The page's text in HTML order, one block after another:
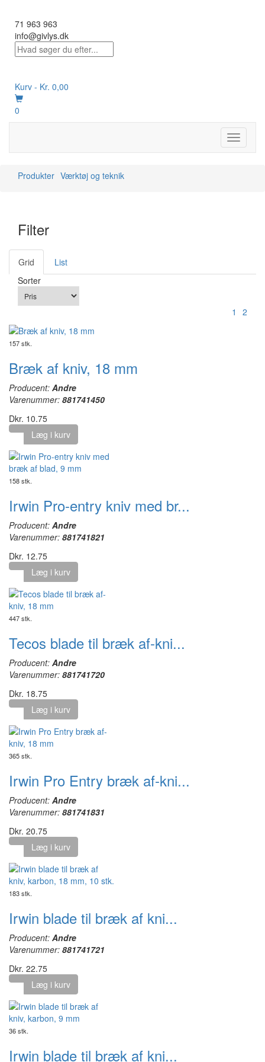
71 963 963
info@givlys.dk
Kurv - Kr. 0,00
0
Toggle
Produkter Værktøj og teknik
Filter
Grid
List
Sorter
1 2
157 stk.
Bræk af kniv, 18 mm
Producent: Andre
Varenummer: 881741450
Dkr. 10.75
Læg i kurv
158 stk.
Irwin Pro-entry kniv med br...
Producent: Andre
Varenummer: 881741821
Dkr. 12.75
Læg i kurv
447 stk.
Tecos blade til bræk af-kni...
Producent: Andre
Varenummer: 881741720
Dkr. 18.75
Læg i kurv
365 stk.
Irwin Pro Entry bræk af-kni...
Producent: Andre
Varenummer: 881741831
Dkr. 20.75
Læg i kurv
183 stk.
Irwin blade til bræk af kni...
Producent: Andre
Varenummer: 881741721
Dkr. 22.75
Læg i kurv
36 stk.
Irwin blade til bræk af kni...